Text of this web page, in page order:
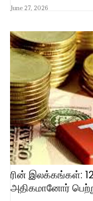
June 27, 2026
ரின் இலக்கங்கள்: 12
அதிகமானோர்